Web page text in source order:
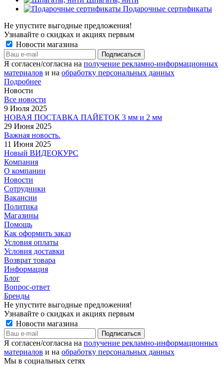
Подарочные сертификаты
Не упустите выгодные предложения!
Узнавайте о скидках и акциях первым
Новости магазина
Я согласен/согласна на получение рекламно-информационных
материалов и на обработку персональных данных
Подробнее
Новости
Все новости
9 Июля 2025
НОВАЯ ПОСТАВКА ПАЙЕТОК 3 мм и 2 мм
29 Июня 2025
Важная новость.
11 Июня 2025
Новый ВИДЕОКУРС
Компания
О компании
Новости
Сотрудники
Вакансии
Политика
Магазины
Помощь
Как оформить заказ
Условия оплаты
Условия доставки
Возврат товара
Информация
Блог
Вопрос-ответ
Бренды
Не упустите выгодные предложения!
Узнавайте о скидках и акциях первым
Новости магазина
Я согласен/согласна на получение рекламно-информационных
материалов и на обработку персональных данных
Мы в социальных сетях